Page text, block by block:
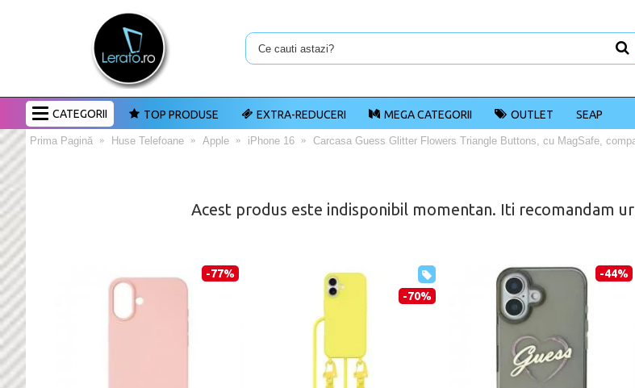
CATEGORII TOP PRODUSE EXTRA-REDUCERI MEGA CATEGORII OUTLET SEAP
Prima Pagină Huse Telefoane Apple iPhone 16 Carcasa Guess Glitter Flowers Triangle Buttons, cu MagSafe,
Acest produs este indisponibil momentan. Iti recomandam
-77%
-70%
-44%